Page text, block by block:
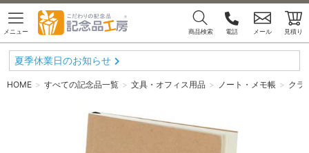
メニュー 商品検索 電話 メール 見積り
夏季休業日のお知らせ
HOME すべての記念品一覧 文具・オフィス用品 ノート・メモ帳 クラ